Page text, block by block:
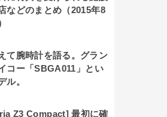
などのまとめ（2015年8
て腕時計を語る。グラン
コー「SBGA011」とい
ル。
Z3 Compact] 最初に確